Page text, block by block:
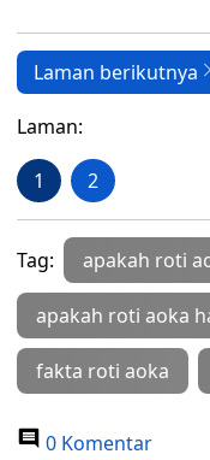
Laman berikutnya
Laman:
1 2
Tag: apakah roti
apakah roti aoka
fakta roti aoka
0 Komentar